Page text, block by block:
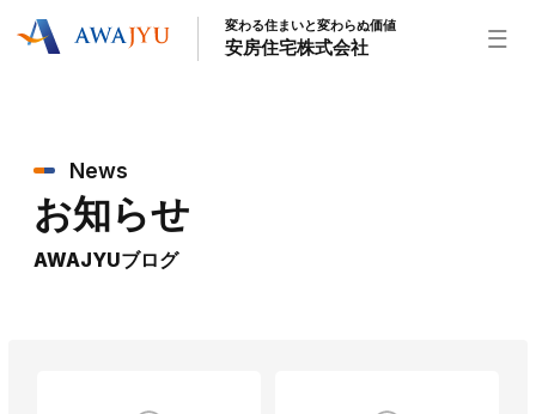
安房住宅の得意なこと
リフォーム事業
不動産事業
インテリア事業
変わる住まいと変わらぬ価値
安房住宅株式会社
News
お知らせ
AWAJYUブログ